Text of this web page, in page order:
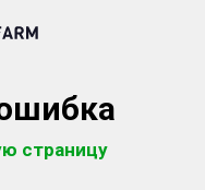
страницу